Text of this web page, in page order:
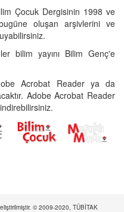
Çocuk Dergisinin 1998 ve
oluşan arşivlerini ve
bilim yayını Bilim Genç'e
Acrobat Reader ya da
Adobe Acrobat Reader
© 2009-2020, TÜBİTAK